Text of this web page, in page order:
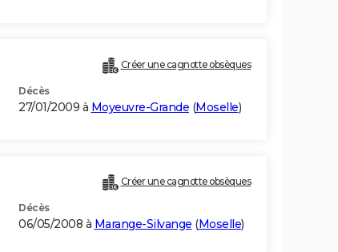
Créer une cagnotte obsèques
Décès
27/01/2009 à Moyeuvre-Grande (Moselle)
Créer une cagnotte obsèques
Décès
06/05/2008 à Marange-Silvange (Moselle)